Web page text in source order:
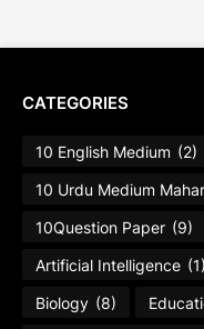
CATEGORIES
10 English Medium (2)
10 Urdu Medium
10Question Paper (9)
Artificial Intelligence (1)
Biology (8)